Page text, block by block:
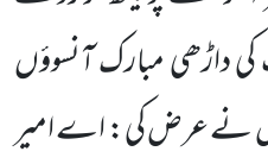
داڑھی مبارک آنسوؤں
میں نے عرض کی: اے امیر